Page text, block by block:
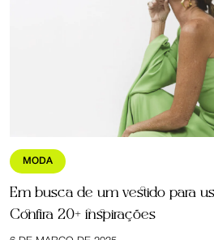
MODA
Em busca de um vestido para
Confira 20+ inspirações